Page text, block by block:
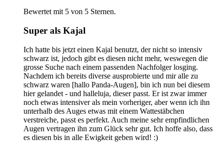
Bewertet mit 5 von 5 Sternen.
Super als Kajal
Ich hatte bis jetzt einen Kajal benutzt, der nicht so intensiv
schwarz ist, jedoch gibt es diesen nicht mehr, weswegen die
grosse Suche nach einem passenden Nachfolger losging.
Nachdem ich bereits diverse ausprobierte und mir alle zu
schwarz waren [hallo Panda-Augen], bin ich nun bei diesem
hier gelandet - und halleluja, dieser passt. Er ist zwar immer
noch etwas intensiver als mein vorheriger, aber wenn ich ihn
unterhalb des Auges etwas mit einem Wattestäbchen
verstreiche, passt es perfekt. Auch meine sehr empfindlichen
Augen vertragen ihn zum Glück sehr gut. Ich hoffe also, dass
es diesen bis in alle Ewigkeit geben wird! :)